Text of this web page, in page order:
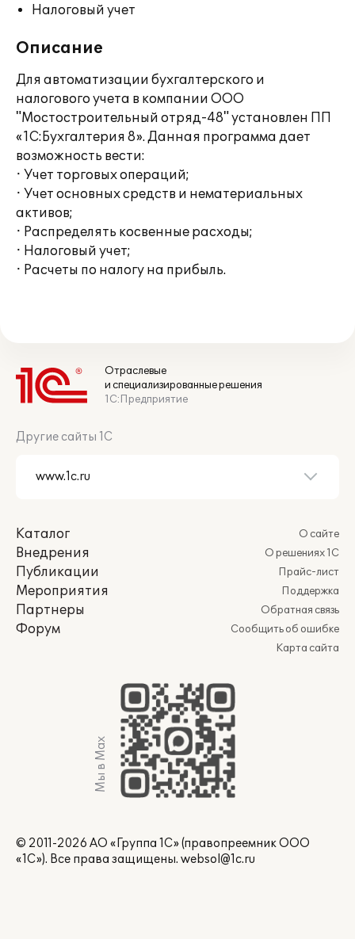
Налоговый учет
Описание
Для автоматизации бухгалтерского и
налогового учета в компании ООО
"Мостостроительный отряд-48" установлен ПП
«1С:Бухгалтерия 8». Данная программа дает
возможность вести:
· Учет торговых операций;
· Учет основных средств и нематериальных
активов;
· Распределять косвенные расходы;
· Налоговый учет;
· Расчеты по налогу на прибыль.
Отраслевые
и специализированные решения
1С:Предприятие
Другие сайты 1С
Каталог
Внедрения
Публикации
Мероприятия
Партнеры
Форум
О сайте
О решениях 1С
Прайс-лист
Поддержка
Обратная связь
Сообщить об ошибке
Карта сайта
Мы в Max
© 2011-2026 АО «Группа 1С» (правопреемник ООО
«1С»). Все права защищены. websol@1c.ru